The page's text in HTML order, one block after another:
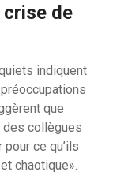
de
indiquent
que
collègues
ce qu’ils
chaotique».